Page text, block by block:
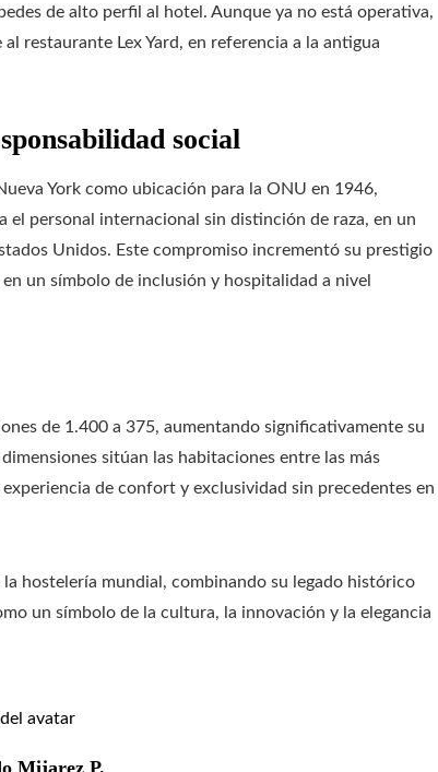
de alto perfil al hotel. Aunque ya no está operativa,
restaurante Lex Yard, en referencia a la antigua
social
York como ubicación para la ONU en 1946,
el personal internacional sin distinción de raza, en un
Unidos. Este compromiso incrementó su prestigio
un símbolo de inclusión y hospitalidad a nivel
de 1.400 a 375, aumentando significativamente su
sitúan las habitaciones entre las más
de confort y exclusividad sin precedentes en
hostelería mundial, combinando su legado histórico
un símbolo de la cultura, la innovación y la elegancia